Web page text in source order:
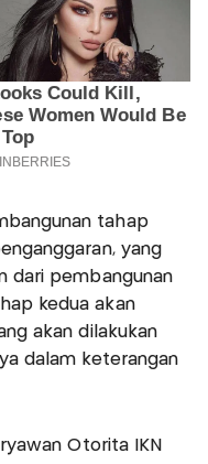
tahap
yang
dari pembangunan
kedua akan
akan dilakukan
dalam keterangan
Otorita IKN